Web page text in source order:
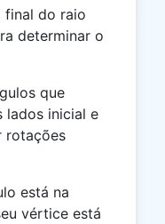
final do raio
determinar o
que
lados inicial e
rotações
está na
vértice está